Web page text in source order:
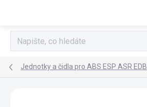
Jednotky a čidla pro ABS ESP ASR EDB